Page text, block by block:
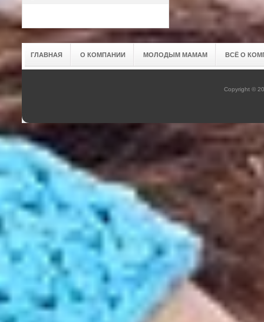
ГЛАВНАЯ О КОМПАНИИ МОЛОДЫМ МАМАМ ВСЁ О
Copyright ©